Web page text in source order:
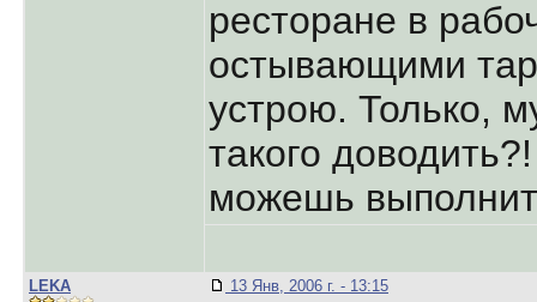
ресторане в
остывающими
устрою. Только,
такого
можешь
LEKA 13 Янв, 2006 г. - 13:15